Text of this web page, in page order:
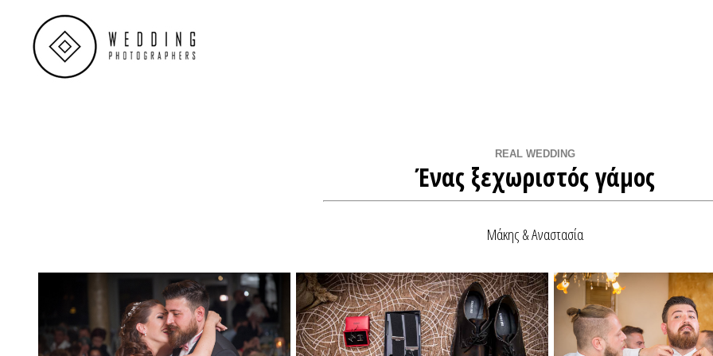
Real Weddings
Φωτογράφοι Γάμου Αθήνα
Φωτογράφοι Γάμου Θεσσαλονίκη
Φωτογράφοι Γάμου στην Ελλάδα
REAL WEDDING
Ένας ξεχωριστός γάμος
Μάκης & Αναστασία